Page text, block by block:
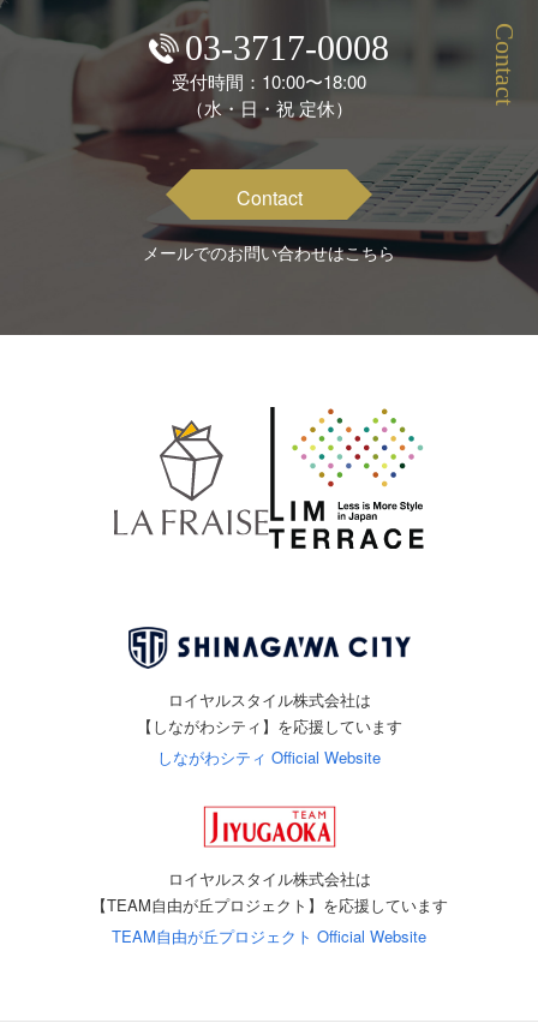
Contact
03-3717-0008
受付時間：10:00〜18:00
（水・日・祝 定休）
Contact
メールでのお問い合わせはこちら
ロイヤルスタイル株式会社は
【しながわシティ】を応援しています
しながわシティ Official Website
ロイヤルスタイル株式会社は
【TEAM自由が丘プロジェクト】を応援しています
TEAM自由が丘プロジェクト Official Website